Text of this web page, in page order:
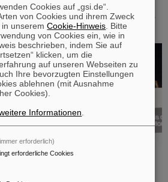
für Professor Marco Durante:
Leistungen in der
Cookies auf „gsi.de“.
von Cookies und ihrem Zweck
in unseremCookie-Hinweis . Bitte
von Cookies ein, wie in
beschrieben, indem Sie auf
klicken, um die
auf unseren Webseiten zu
Ihre bevorzugten Einstellungen
ablehnen (mit Ausnahme
Cookies).
Informationen
erforderlich)
erforderliche Cookies